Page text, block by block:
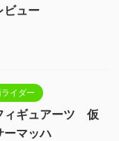
ビュー
イダー
ィギュアーツ 仮
ーマッハ